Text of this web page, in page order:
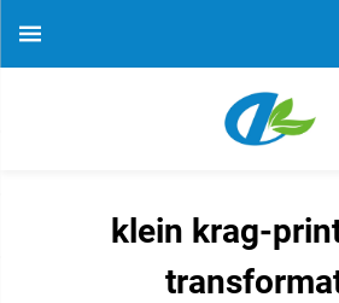
klein krag-